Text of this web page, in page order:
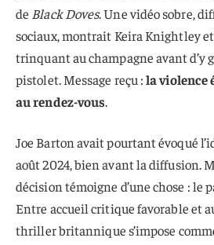
de Black Doves. Une vidéo sobre,
sociaux, montrait Keira Knightley
trinquant au champagne avant d’y
pistolet. Message reçu :la violence
au rendez-vous.
Joe Barton avait pourtant évoqué
août 2024, bien avant la diffusion.
décision témoigne d’une chose : le
Entre accueil critique favorable et
thriller britannique s’impose